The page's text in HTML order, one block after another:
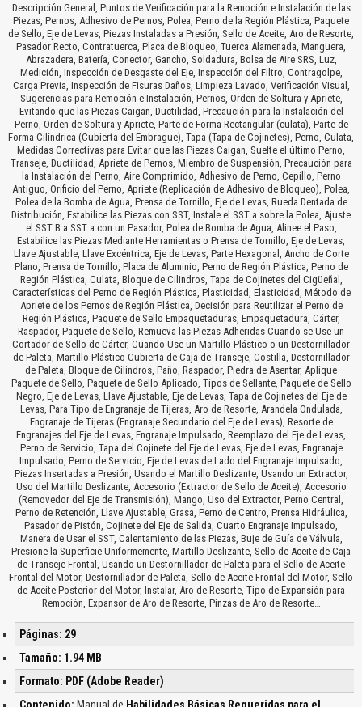
Descripción General, Puntos de Verificación para la Remoción e Instalación de las
Piezas, Pernos, Adhesivo de Pernos, Polea, Perno de la Región Plástica, Paquete
de Sello, Eje de Levas, Piezas Instaladas a Presión, Sello de Aceite, Aro de Resorte,
Pasador Recto, Contratuerca, Placa de Bloqueo, Tuerca Alamenada, Manguera,
Abrazadera, Batería, Conector, Gancho, Soldadura, Bolsa de Aire SRS, Luz,
Medición, Inspección de Desgaste del Eje, Inspección del Filtro, Contragolpe,
Carga Previa, Inspección de Fisuras Daños, Limpieza Lavado, Verificación Visual,
Sugerencias para Remoción e Instalación, Pernos, Orden de Soltura y Apriete,
Evitando que las Piezas Caigan, Ductilidad, Precaución para la Instalación del
Perno, Orden de Soltura y Apriete, Parte de Forma Rectangular (culata), Parte de
Forma Cilíndrica (Cubierta del Embrague), Tapa (Tapa de Cojinetes), Perno, Culata,
Medidas Correctivas para Evitar que las Piezas Caigan, Suelte el último Perno,
Transeje, Ductilidad, Apriete de Pernos, Miembro de Suspensión, Precaución para
la Instalación del Perno, Aire Comprimido, Adhesivo de Perno, Cepillo, Perno
Antiguo, Orificio del Perno, Apriete (Replicación de Adhesivo de Bloqueo), Polea,
Polea de la Bomba de Agua, Prensa de Tornillo, Eje de Levas, Rueda Dentada de
Distribución, Estabilice las Piezas con SST, Instale el SST a sobre la Polea, Ajuste
el SST B a SST a con un Pasador, Polea de Bomba de Agua, Alinee el Paso,
Estabilice las Piezas Mediante Herramientas o Prensa de Tornillo, Eje de Levas,
Llave Ajustable, Llave Excéntrica, Eje de Levas, Parte Hexagonal, Ancho de Corte
Plano, Prensa de Tornillo, Placa de Aluminio, Perno de Región Plástica, Perno de
Región Plástica, Culata, Bloque de Cilindros, Tapa de Cojinetes del Cigüeñal,
Características del Perno de Región Plástica, Plasticidad, Elasticidad, Método de
Apriete de los Pernos de Región Plástica, Decisión para Reutilizar el Perno de
Región Plástica, Paquete de Sello Empaquetaduras, Empaquetadura, Cárter,
Raspador, Paquete de Sello, Remueva las Piezas Adheridas Cuando se Use un
Cortador de Sello de Cárter, Cuando Use un Martillo Plástico o un Destornillador
de Paleta, Martillo Plástico Cubierta de Caja de Transeje, Costilla, Destornillador
de Paleta, Bloque de Cilindros, Paño, Raspador, Piedra de Asentar, Aplique
Paquete de Sello, Paquete de Sello Aplicado, Tipos de Sellante, Paquete de Sello
Negro, Eje de Levas, Llave Ajustable, Eje de Levas, Tapa de Cojinetes del Eje de
Levas, Para Tipo de Engranaje de Tijeras, Aro de Resorte, Arandela Ondulada,
Engranaje de Tijeras (Engranaje Secundario del Eje de Levas), Resorte de
Engranajes del Eje de Levas, Engranaje Impulsado, Reemplazo del Eje de Levas,
Perno de Servicio, Tapa del Cojinete del Eje de Levas, Eje de Levas, Engranaje
Impulsado, Perno de Servicio, Eje de Levas de Lado del Engranaje Impulsado,
Piezas Insertadas a Presión, Usando el Martillo Deslizante, Usando un Extractor,
Uso del Martillo Deslizante, Accesorio (Extractor de Sello de Aceite), Accesorio
(Removedor del Eje de Transmisión), Mango, Uso del Extractor, Perno Central,
Perno de Retención, Llave Ajustable, Grasa, Perno de Centro, Prensa Hidráulica,
Pasador de Pistón, Cojinete del Eje de Salida, Cuarto Engranaje Impulsado,
Manera de Usar el SST, Calentamiento de las Piezas, Buje de Guía de Válvula,
Presione la Superficie Uniformemente, Martillo Deslizante, Sello de Aceite de Caja
de Transeje Frontal, Usando un Destornillador de Paleta para el Sello de Aceite
Frontal del Motor, Destornillador de Paleta, Sello de Aceite Frontal del Motor, Sello
de Aceite Posterior del Motor, Instalar, Aro de Resorte, Tipo de Expansión para
Remoción, Expansor de Aro de Resorte, Pinzas de Aro de Resorte…
Páginas: 29
Tamaño: 1.94 MB
Formato: PDF (Adobe Reader)
Contenido: Manual de Habilidades Básicas Requeridas para el